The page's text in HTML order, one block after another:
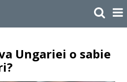
Ungariei o sabie